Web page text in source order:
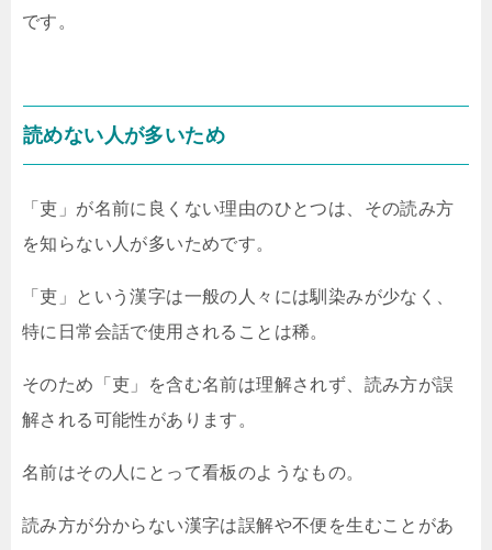
です。
読めない人が多いため
「吏」が名前に良くない理由のひとつは、その読み方
を知らない人が多いためです。
「吏」という漢字は一般の人々には馴染みが少なく、
特に日常会話で使用されることは稀。
そのため「吏」を含む名前は理解されず、読み方が誤
解される可能性があります。
名前はその人にとって看板のようなもの。
読み方が分からない漢字は誤解や不便を生むことがあ